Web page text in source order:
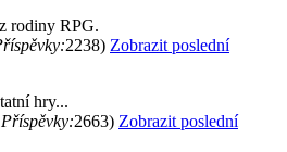
rodiny RPG.
2238) Zobrazit poslední
hry...
Příspěvky:2663) Zobrazit poslední